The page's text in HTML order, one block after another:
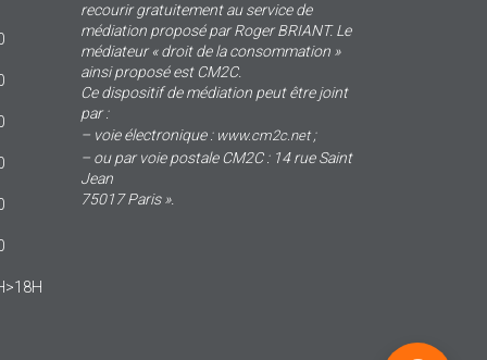
recourir gratuitement au service de
médiation proposé par Roger BRIANT. Le
médiateur « droit de la consommation »
ainsi proposé est CM2C.
Ce dispositif de médiation peut être joint
par :
– voie électronique : www.cm2c.net;
– ou par voie postale CM2C : 14 rue Saint
Jean
75017 Paris ».